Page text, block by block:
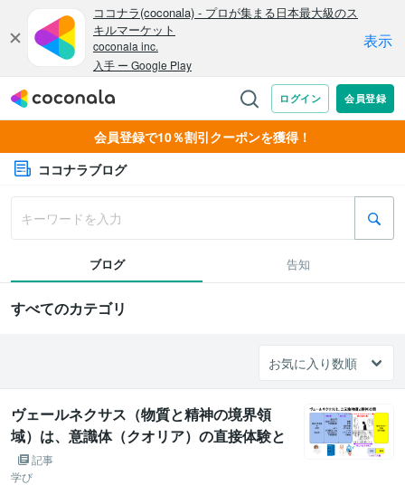
会員登録で10％割引クーポンを獲得！
ココナラブログ
ブログ 告知
すべてのカテゴリ
ヴェールネクサス（物質と精神の境界領
域）は、意識体（クオリア）の直接体験と
奇跡手土産から始まる話
記事
学び